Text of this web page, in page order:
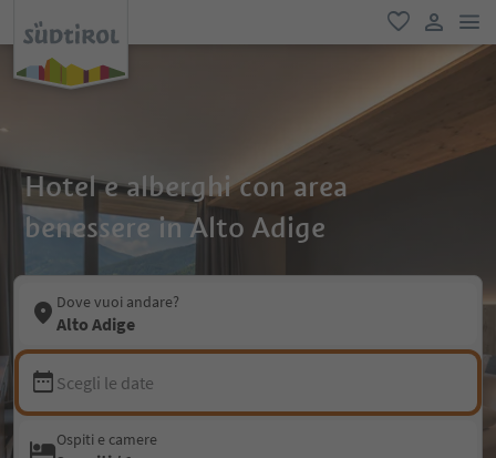
favoriti
user link
Hotel e alberghi con area
benessere in Alto Adige
Dove vuoi andare?
Alto Adige
Scegli le date
Ospiti e camere